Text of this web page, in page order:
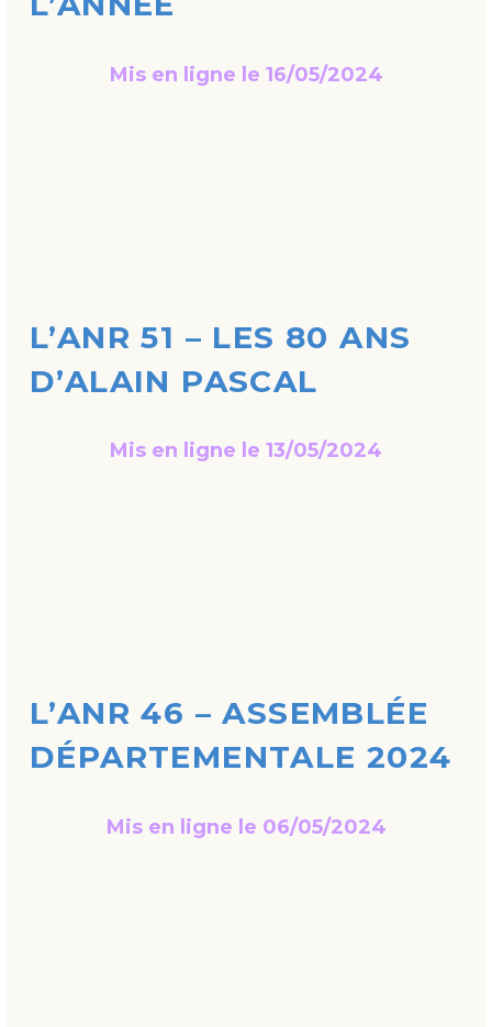
Mis en ligne le 16/05/2024
L’ANR 51 – LES 80 ANS
D’ALAIN PASCAL
Mis en ligne le 13/05/2024
L’ANR 46 – ASSEMBLÉE
DÉPARTEMENTALE 2024
Mis en ligne le 06/05/2024